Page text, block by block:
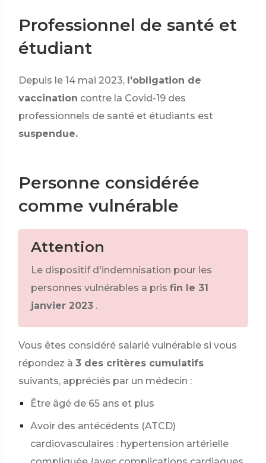
Professionnel de santé et
étudiant
Depuis le 14 mai 2023, l'obligation de
vaccination contre la Covid-19 des
professionnels de santé et étudiants est
suspendue.
Personne considérée
comme vulnérable
Attention
Le dispositif d'indemnisation pour les
personnes vulnérables a pris fin le 31
janvier 2023 .
Vous êtes considéré salarié vulnérable si vous
répondez à 3 des critères cumulatifs
suivants, appréciés par un médecin :
Être âgé de 65 ans et plus
Avoir des antécédents (ATCD)
cardiovasculaires : hypertension artérielle